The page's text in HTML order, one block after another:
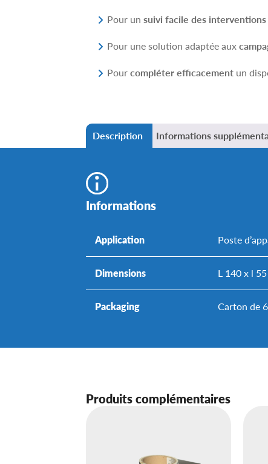
Pour un suivi facile des interventions
Pour une solution adaptée aux
Pourcompléter efficacement un
Description Informations
Informations
Application Poste
Dimensions L 140 x l
Packaging Carton de
Produits complémentaires